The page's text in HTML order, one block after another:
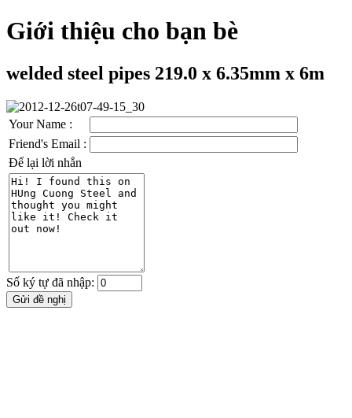
Giới thiệu cho bạn bè
welded steel pipes 219.0 x 6.35mm x 6m
Your Name :
Friend's Email :
Để lại lời nhắn
Số ký tự đã nhập: